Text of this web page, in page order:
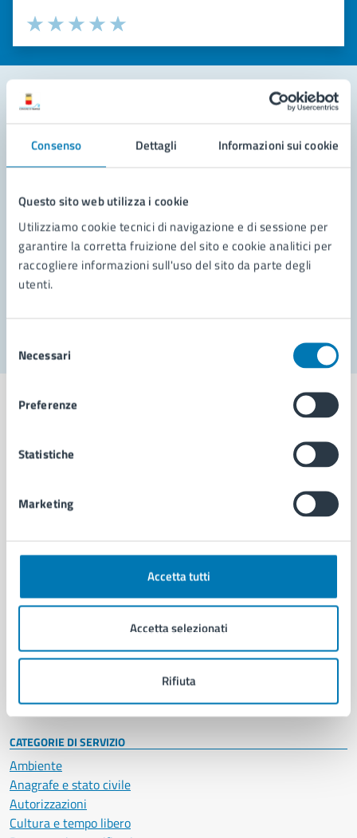
Consenso Dettagli Informazioni sui cookie
Questo sito web utilizza i cookie
Utilizziamo cookie tecnici di navigazione e di sessione per
garantire la corretta fruizione del sito e cookie analitici per
raccogliere informazioni sull'uso del sito da parte degli
utenti.
delNecessari
Preferenze
Statistiche
Marketing
Accetta tutti
Accetta selezionati
Rifiuta
Valuta la chiarezza delle informazioni (da 1 a 5 stelle)
Seleziona il numero di stelle per valutare la chiarezza delle
Valuta 5 stelle su 5
Valuta 4 stelle su 5
Valuta 3 stelle su 5
Valuta 2 stelle su 5
Valuta 1 stelle su 5
Leggi le domande frequenti
Richiedi assistenza
Prenota appuntamento
Problemi in città
Comune di Napoli
AMMINISTRAZIONE
Organi di governo
Enti e fondazioni
Personale amministrativo
Intranet, posta aziendale e protocollo
CATEGORIE DI SERVIZIO
Ambiente
Anagrafe e stato civile
Autorizzazioni
Cultura e tempo libero